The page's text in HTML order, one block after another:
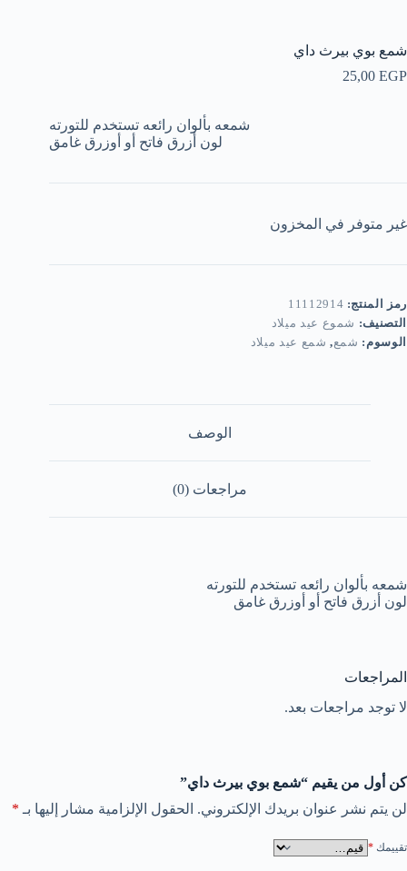
شمع بوي بيرث داي
25,00 EGP
شمعه بألوان رائعه تستخدم للتورته
لون أزرق فاتح أو أوزرق غامق
غير متوفر في المخزون
رمز المنتج: 11112914
التصنيف: شموع عيد ميلاد
الوسوم: شمع, شمع عيد ميلاد
الوصف
مراجعات (0)
شمعه بألوان رائعه تستخدم للتورته
لون أزرق فاتح أو أوزرق غامق
المراجعات
لا توجد مراجعات بعد.
كن أول من يقيم “شمع بوي بيرث داي”
لن يتم نشر عنوان بريدك الإلكتروني. الحقول الإلزامية مشار إليها بـ *
تقييمك *